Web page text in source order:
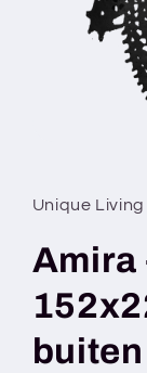
in
modaal
Unique Living
Amira